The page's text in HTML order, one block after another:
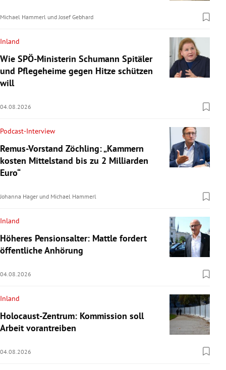
Michael Hammerl undJosef Gebhard
Inland
Wie SPÖ-Ministerin Schumann Spitäler
und Pflegeheime gegen Hitze schützen
will
04.08.2026
Podcast-Interview
Remus-Vorstand Zöchling: „Kammern
kosten Mittelstand bis zu 2 Milliarden
Euro“
Johanna Hager und Michael Hammerl
Inland
Höheres Pensionsalter: Mattle fordert
öffentliche Anhörung
04.08.2026
Inland
Holocaust-Zentrum: Kommission soll
Arbeit vorantreiben
04.08.2026